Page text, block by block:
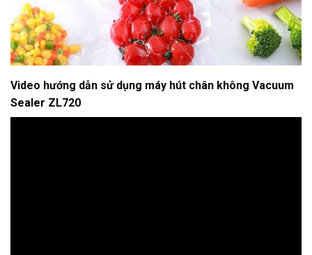
Video hướng dẫn sử dụng máy hút chân không Vacuum
Sealer ZL720